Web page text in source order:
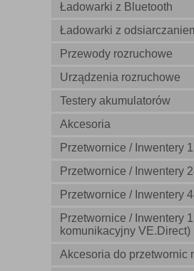
Ładowarki z Bluetooth
Ładowarki z
Przewody rozruchowe
Urządzenia rozruchowe
Testery akumulatorów
Akcesoria
Przetwornice / Inwentery
Przetwornice / Inwentery
Przetwornice / Inwentery
Przetwornice / Inwentery
komunikacyjny VE.Direct)
Akcesoria do przetwornic